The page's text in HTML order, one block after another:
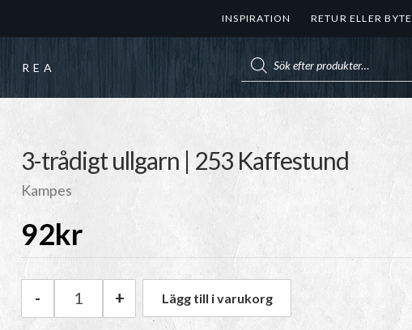
INSPIRATION RETUR ELLER BYTE
REA
3-trådigt ullgarn | 253 Kaffestund
Kampes
92kr
Kampes 3-trådigt ullgarn | 253 Kaffestund mängd
- + Lägg till i varukorg